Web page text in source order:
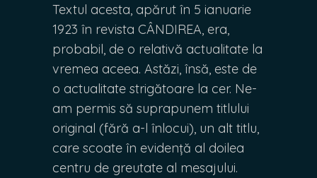
Textul acesta, apărut în 5 ianuarie
1923 în revista CÂNDIREA, era,
probabil, de o relativă actualitate la
vremea aceea. Astăzi, însă, este de
o actualitate strigătoare la cer. Ne-
am permis să suprapunem titlului
original (fără a-l înlocui), un alt titlu,
care scoate în evidență al doilea
centru de greutate al mesajului.